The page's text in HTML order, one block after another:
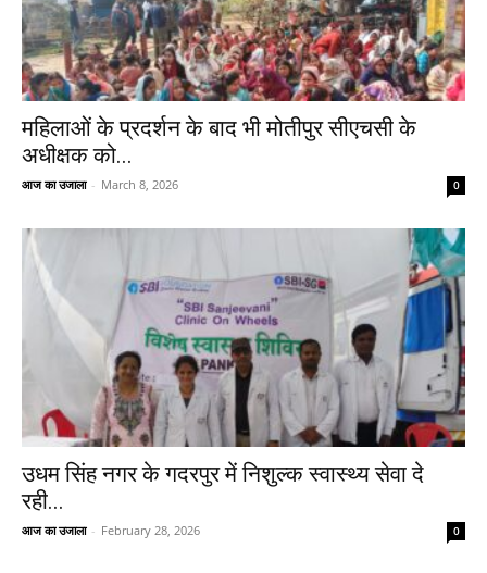
महिलाओं के प्रदर्शन के बाद भी मोतीपुर सीएचसी के
अधीक्षक को...
आज का उजाला - March 8, 2026 0
उधम सिंह नगर के गदरपुर में निशुल्क स्वास्थ्य सेवा दे
रही...
आज का उजाला - February 28, 2026 0